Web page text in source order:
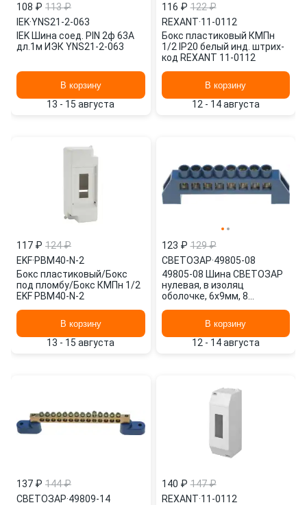
108 ₽ 113 ₽
IEK·YNS21-2-063
IEK Шина соед. PIN 2ф 63А
дл.1м ИЭК YNS21-2-063
В корзину
13 - 15 августа
116 ₽ 122 ₽
REXANT·11-0112
Бокс пластиковый КМПн
1/2 IP20 белый инд. штрих-
код REXANT 11-0112
В корзину
12 - 14 августа
117 ₽ 124 ₽
EKF·PBM40-N-2
Бокс пластиковый/Бокс
под пломбу/Бокс КМПн 1/2
EKF PBM40-N-2
В корзину
13 - 15 августа
123 ₽ 129 ₽
СВЕТОЗАР·49805-08
49805-08 Шина СВЕТОЗАР
нулевая, в изоляц
оболочке, 6х9мм, 8
В корзину
12 - 14 августа
137 ₽ 144 ₽
СВЕТОЗАР·49809-14
140 ₽ 147 ₽
REXANT·11-0112